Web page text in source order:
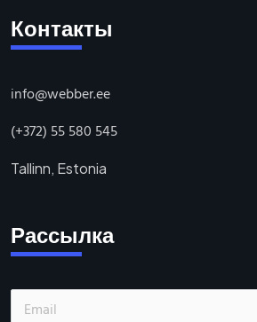
Контакты
info@webber.ee
(+372) 55 580 545
Tallinn, Estonia
Рассылка